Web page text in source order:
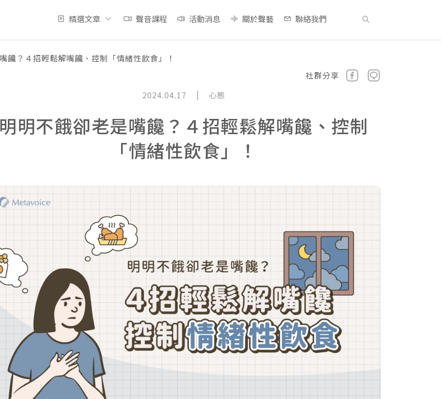
精選文章 聲音課程 活動消息 關於聲藝 聯絡我們
饞？４招輕鬆解嘴饞、控制「情緒性飲食」！
社群分享
2024.04.17
| 心態
明不餓卻老是嘴饞？４招輕鬆解嘴饞、控制
「情緒性飲食」！